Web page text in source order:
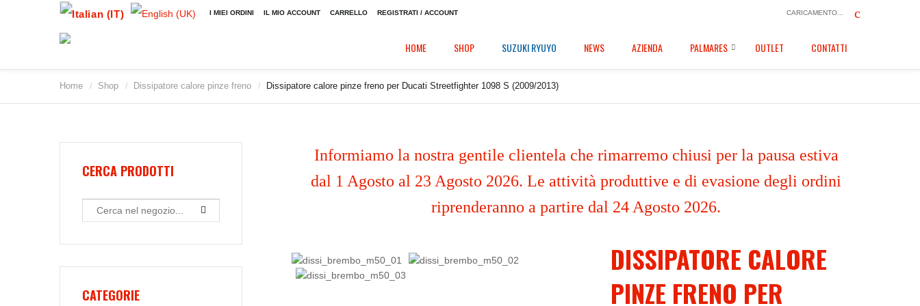
I MIEI ORDINI IL MIO ACCOUNT CARRELLO REGISTRATI / ACCOUNT CARICAMENTO...
HOME SHOP SUZUKI RYUYO NEWS AZIENDA PALMARES OUTLET CONTATTI
Home / Shop / Dissipatore calore pinze freno / Dissipatore calore pinze freno per Ducati Streetfighter 1098 S (2009/2013)
Informiamo la nostra gentile clientela che rimarremo chiusi per la pausa estiva
dal 1 Agosto al 23 Agosto 2026. Le attività produttive e di evasione degli ordini
riprenderanno a partire dal 24 Agosto 2026.
DISSIPATORE CALORE
PINZE FRENO PER
CERCA PRODOTTI
CATEGORIE